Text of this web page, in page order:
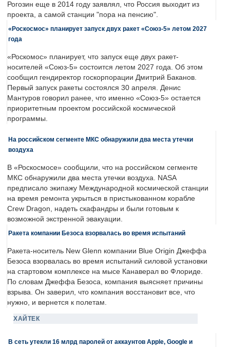
Рогозин еще в 2014 году заявлял, что Россия выходит из
проекта, а самой станции "пора на пенсию".
«Роскосмос» планирует запуск двух ракет «Союз-5» летом 2027
года
«Роскомос» планирует, что запуск еще двух ракет-
носителей «Союз-5» состоится летом 2027 года. Об этом
сообщил гендиректор госкорпорации Дмитрий Баканов.
Первый запуск ракеты состоялся 30 апреля. Денис
Мантуров говорил ранее, что именно «Союз-5» остается
приоритетным проектом российской космической
программы.
На российском сегменте МКС обнаружили два места утечки
воздуха
В «Роскосмосе» сообщили, что на российском сегменте
МКС обнаружили два места утечки воздуха. NASA
предписало экипажу Международной космической станции
на время ремонта укрыться в пристыкованном корабле
Crew Dragon, надеть скафандры и были готовым к
возможной экстренной эвакуации.
Ракета компании Безоса взорвалась во время испытаний
Ракета-носитель New Glenn компании Blue Origin Джеффа
Безоса взорвалась во время испытаний силовой установки
на стартовом комплексе на мысе Канаверал во Флориде.
По словам Джеффа Безоса, компания выясняет причины
взрыва. Он заверил, что компания восстановит все, что
нужно, и вернется к полетам.
ХАЙТЕК
В сеть утекли 16 млрд паролей от аккаунтов Apple, Google и